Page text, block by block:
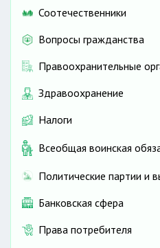
Соотечественники
Вопросы гражданства
Правоохранительные
Здравоохранение
Налоги
Всеобщая воинская
Политические партии и
Банковская сфера
Права потребителя